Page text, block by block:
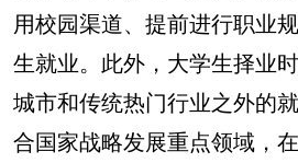
用校园渠道、提前进行职业
生就业。此外，大学生择业
城市和传统热门行业之外的
合国家战略发展重点领域，